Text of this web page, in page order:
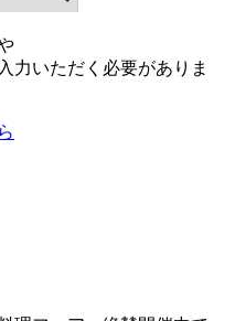
力いただく必要がありま